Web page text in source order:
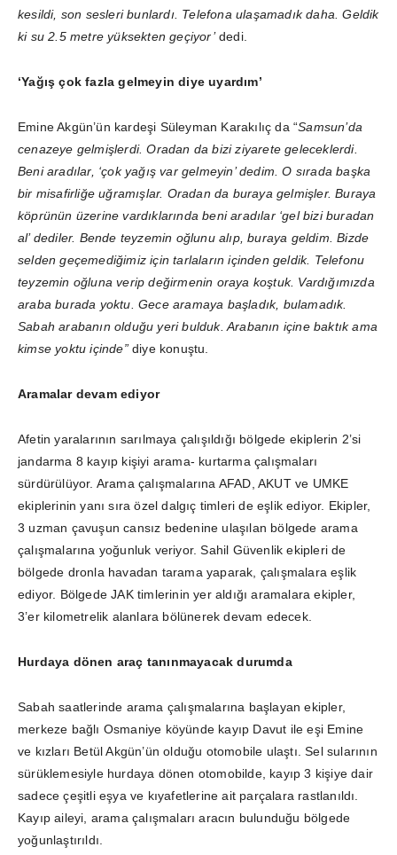
kesildi, son sesleri bunlardı. Telefona ulaşamadık daha. Geldik
ki su 2.5 metre yüksekten geçiyor’dedi.
‘Yağış çok fazla gelmeyin diye uyardım’
Emine Akgün’ün kardeşi Süleyman Karakılıç da “Samsun’da
cenazeye gelmişlerdi. Oradan da bizi ziyarete geleceklerdi.
Beni aradılar, ‘çok yağış var gelmeyin’ dedim. O sırada başka
bir misafirliğe uğramışlar. Oradan da buraya gelmişler. Buraya
köprünün üzerine vardıklarında beni aradılar ‘gel bizi buradan
al’ dediler. Bende teyzemin oğlunu alıp, buraya geldim. Bizde
selden geçemediğimiz için tarlaların içinden geldik. Telefonu
teyzemin oğluna verip değirmenin oraya koştuk. Vardığımızda
araba burada yoktu. Gece aramaya başladık, bulamadık.
Sabah arabanın olduğu yeri bulduk. Arabanın içine baktık ama
kimse yoktu içinde”diye konuştu.
Aramalar devam ediyor
Afetin yaralarının sarılmaya çalışıldığı bölgede ekiplerin 2’si
jandarma 8 kayıp kişiyi arama- kurtarma çalışmaları
sürdürülüyor. Arama çalışmalarına AFAD, AKUT ve UMKE
ekiplerinin yanı sıra özel dalgıç timleri de eşlik ediyor. Ekipler,
3 uzman çavuşun cansız bedenine ulaşılan bölgede arama
çalışmalarına yoğunluk veriyor. Sahil Güvenlik ekipleri de
bölgede dronla havadan tarama yaparak, çalışmalara eşlik
ediyor. Bölgede JAK timlerinin yer aldığı aramalara ekipler,
3’er kilometrelik alanlara bölünerek devam edecek.
Hurdaya dönen araç tanınmayacak durumda
Sabah saatlerinde arama çalışmalarına başlayan ekipler,
merkeze bağlı Osmaniye köyünde kayıp Davut ile eşi Emine
ve kızları Betül Akgün’ün olduğu otomobile ulaştı. Sel sularının
sürüklemesiyle hurdaya dönen otomobilde, kayıp 3 kişiye dair
sadece çeşitli eşya ve kıyafetlerine ait parçalara rastlanıldı.
Kayıp aileyi, arama çalışmaları aracın bulunduğu bölgede
yoğunlaştırıldı.